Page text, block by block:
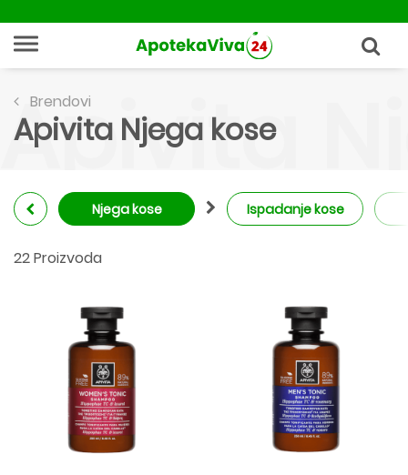
Brendovi
Apivita Njega kose
Apivita
Njega kose Ispadanje kose
22 Proizvoda